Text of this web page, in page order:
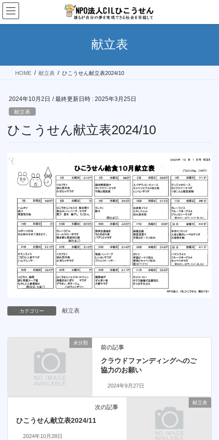
コ
ン
テ
ス
ナ
ビ
ゲ
ン
献立表
HOME 献立表 ひこうせん献立表2024/10
2024年10月2日 / 最終更新日時 : 2025年3月25日
献立表
ひこうせん献立表2024/10
カテゴリー 献立表
未分類
前の記事
クラウドファンディングへのご
協力のお願い
2024年9月27日
献立表
次の記事
ひこうせん献立表2024/11
2024年10月28日